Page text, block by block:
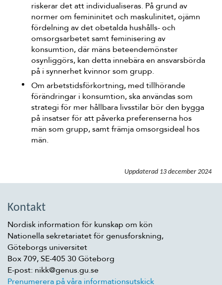
riskerar det att individualiseras. På grund av
normer om femininitet och maskulinitet, ojämn
fördelning av det obetalda hushålls- och
omsorgsarbetet samt feminisering av
konsumtion, där mäns beteendemönster
osynliggörs, kan detta innebära en ansvarsbörda
på i synnerhet kvinnor som grupp.
Om arbetstidsförkortning, med tillhörande
förändringar i konsumtion, ska användas som
strategi för mer hållbara livsstilar bör den bygga
på insatser för att påverka preferenserna hos
män som grupp, samt främja omsorgsideal hos
män.
Uppdaterad 13 december 2024
Kontakt
Nordisk information för kunskap om kön
Nationella sekretariatet för genusforskning,
Göteborgs universitet
Box 709, SE-405 30 Göteborg
E-post: nikk@genus.gu.se
Prenumerera på våra informationsutskick